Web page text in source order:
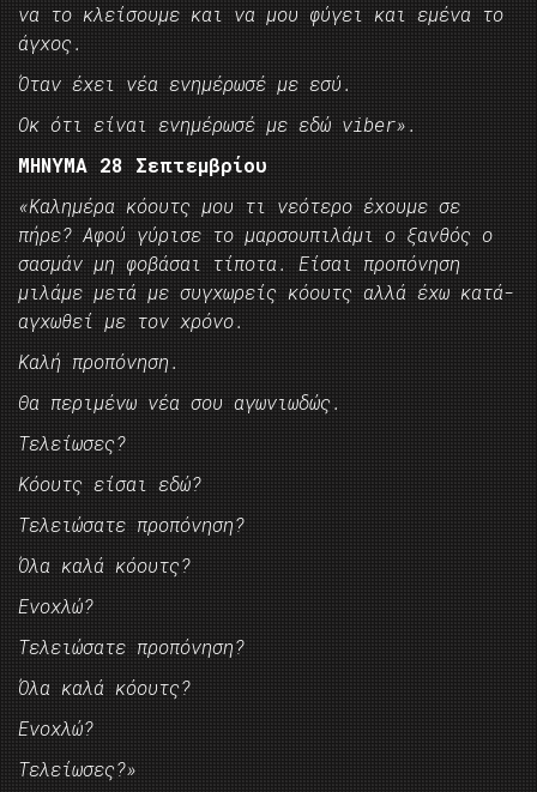
να το κλείσουμε και να μου φύγει και εμένα το
άγχος.
Όταν έχει νέα ενημέρωσέ με εσύ.
Οκ ότι είναι ενημέρωσέ με εδώ viber».
ΜΗΝΥΜΑ 28 Σεπτεμβρίου
«Καλημέρα κόουτς μου τι νεότερο έχουμε σε
πήρε? Αφού γύρισε το μαρσουπιλάμι ο ξανθός ο
σασμάν μη φοβάσαι τίποτα. Είσαι προπόνηση
μιλάμε μετά με συγχωρείς κόουτς αλλά έχω κατά-
αγχωθεί με τον χρόνο.
Καλή προπόνηση.
Θα περιμένω νέα σου αγωνιωδώς.
Τελείωσες?
Κόουτς είσαι εδώ?
Τελειώσατε προπόνηση?
Όλα καλά κόουτς?
Ενοχλώ?
Τελειώσατε προπόνηση?
Όλα καλά κόουτς?
Ενοχλώ?
Τελείωσες?»